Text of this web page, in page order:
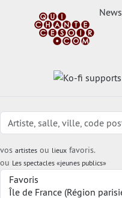
News
vos artistes ou lieux favoris.
ou Les spectacles «jeunes publics»